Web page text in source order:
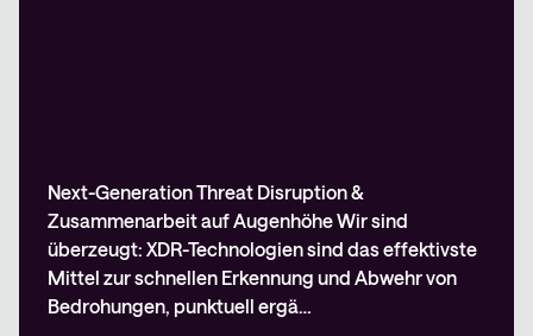
Next-Generation Threat Disruption &
Zusammenarbeit auf Augenhöhe Wir sind
überzeugt: XDR-Technologien sind das effektivste
Mittel zur schnellen Erkennung und Abwehr von
Bedrohungen, punktuell ergä…